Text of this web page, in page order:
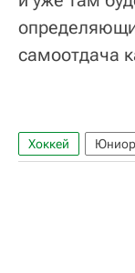
самоотдача
Хоккей